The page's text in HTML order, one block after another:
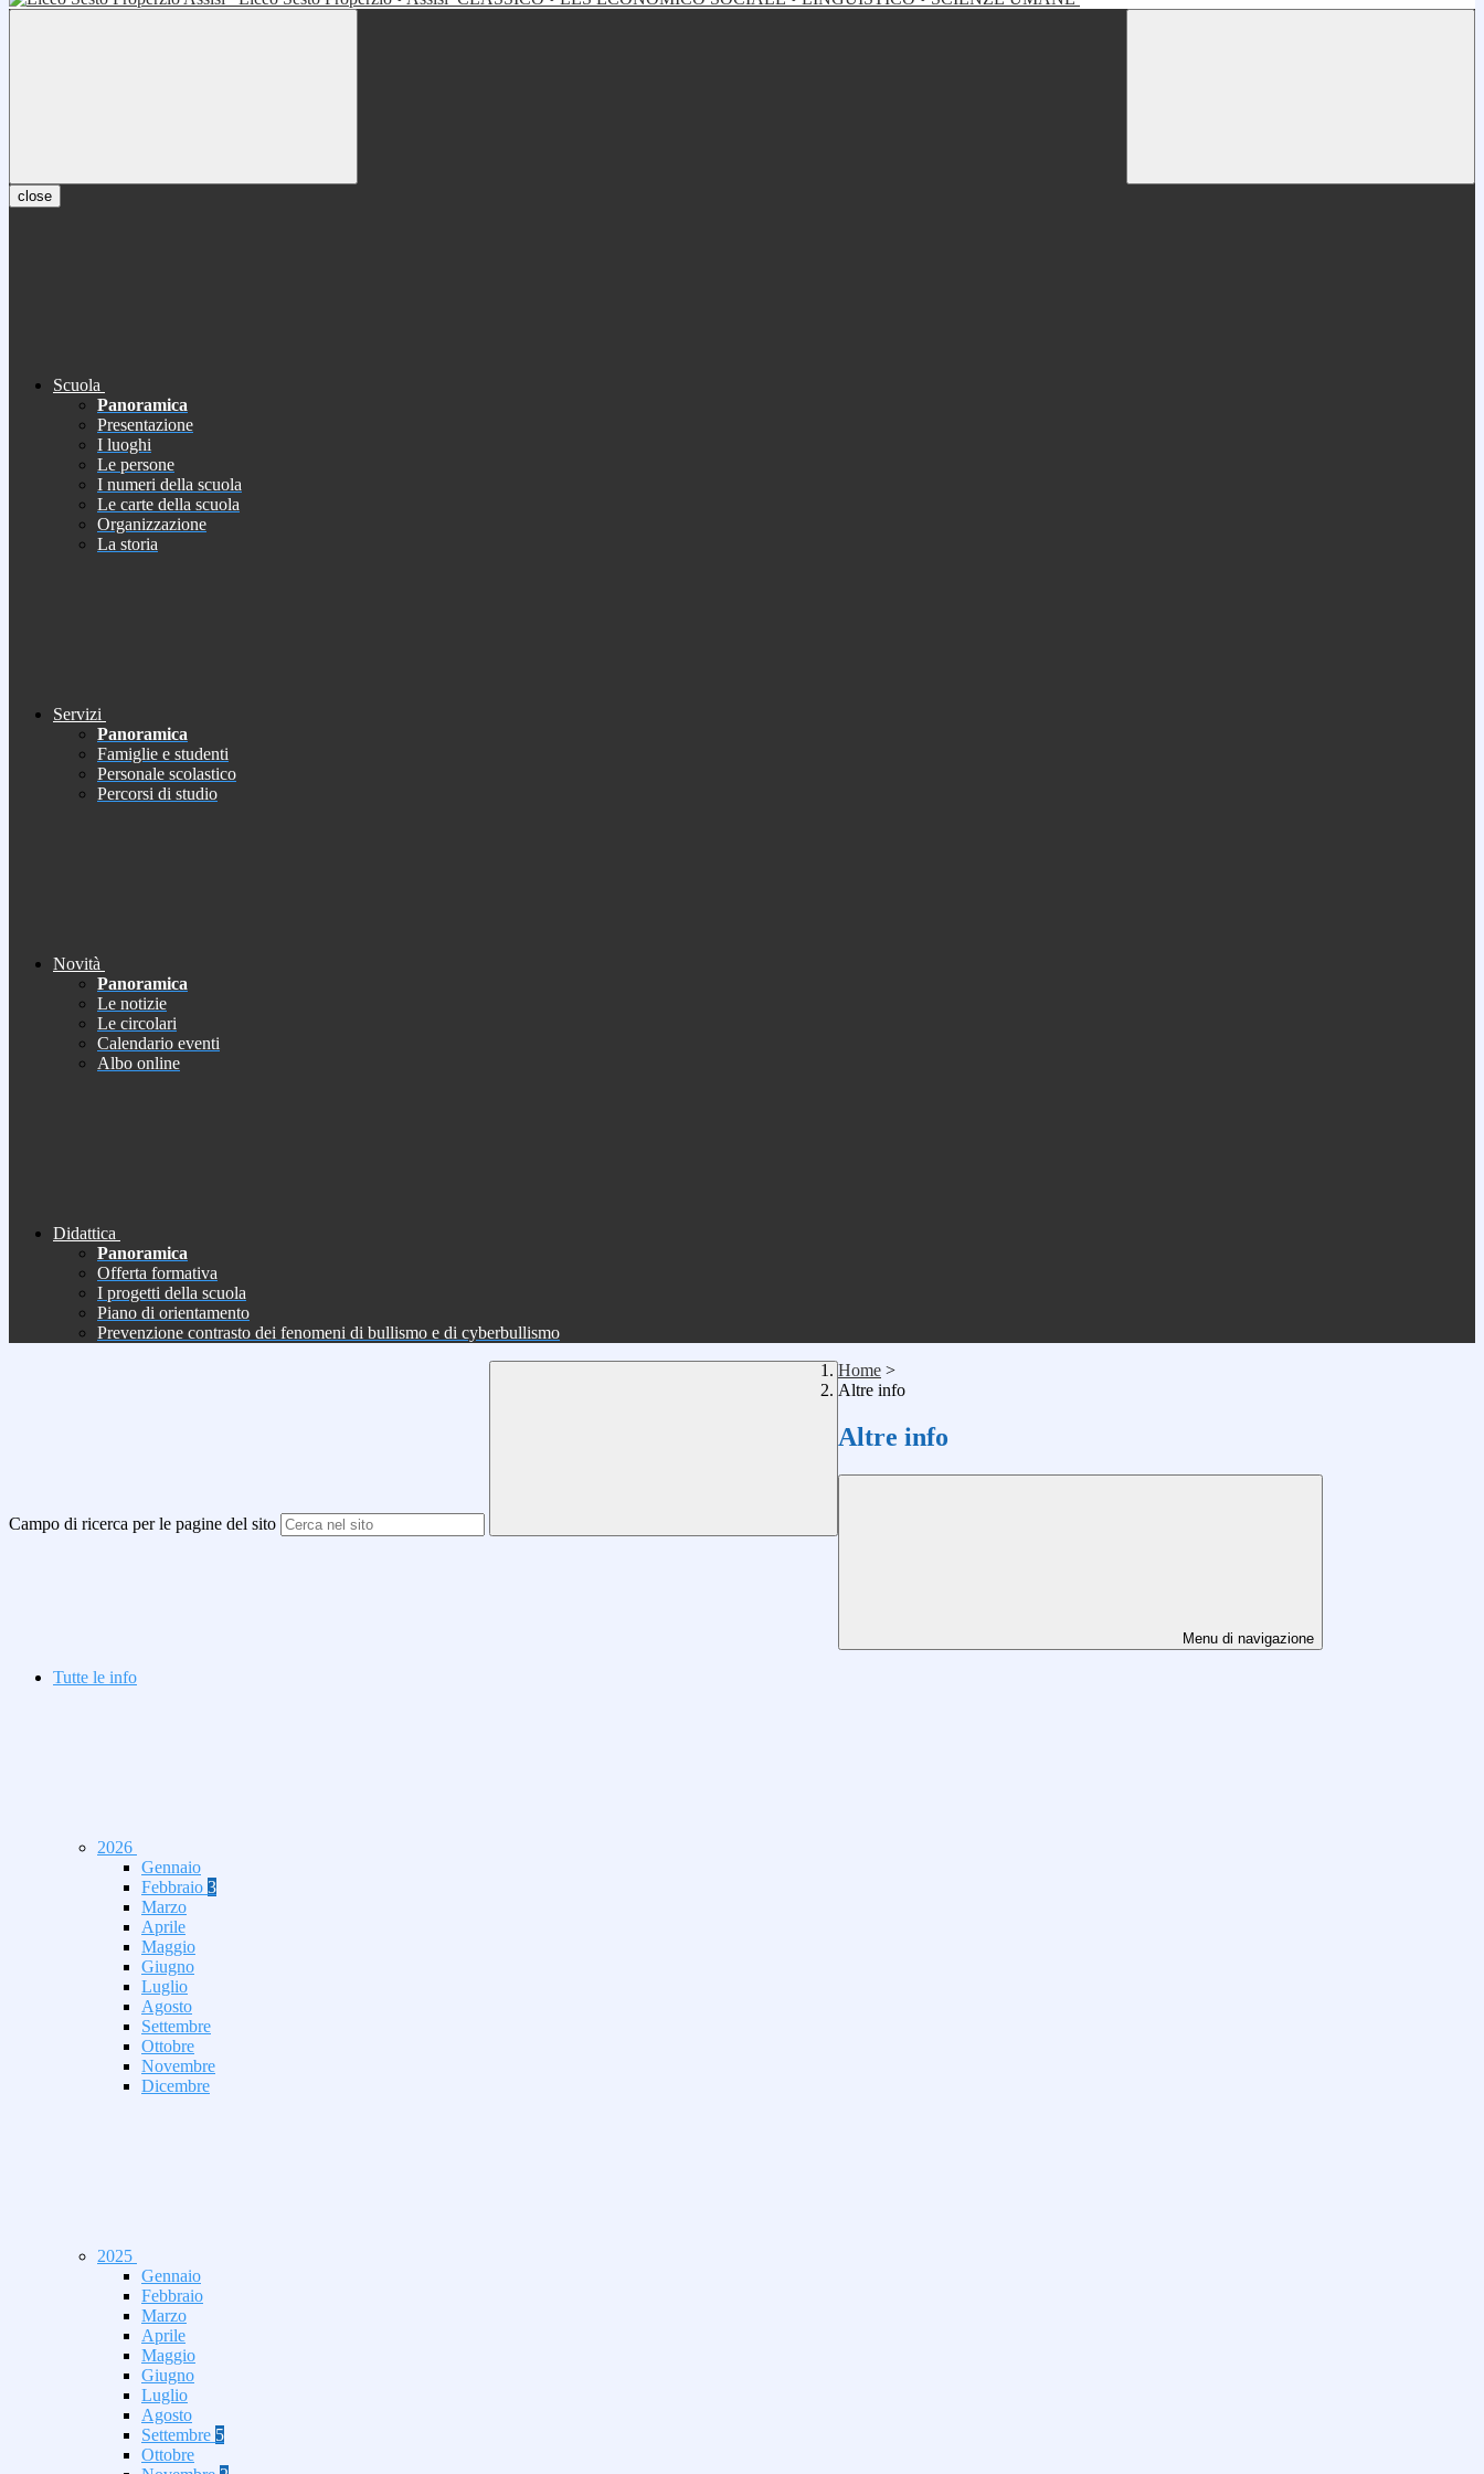
close
Scuola
Panoramica
Presentazione
I luoghi
Le persone
I numeri della scuola
Le carte della scuola
Organizzazione
La storia
Servizi
Panoramica
Famiglie e studenti
Personale scolastico
Percorsi di studio
Novità
Panoramica
Le notizie
Le circolari
Calendario eventi
Albo online
Didattica
Panoramica
Offerta formativa
I progetti della scuola
Piano di orientamento
Prevenzione contrasto dei fenomeni di bullismo e di cyberbullismo
Campo di ricerca per le pagine del sito
Home >
Altre info
Altre info
Menu di navigazione
Tutte le info
2026
Gennaio
Febbraio 3
Marzo
Aprile
Maggio
Giugno
Luglio
Agosto
Settembre
Ottobre
Novembre
Dicembre
2025
Gennaio
Febbraio
Marzo
Aprile
Maggio
Giugno
Luglio
Agosto
Settembre 5
Ottobre